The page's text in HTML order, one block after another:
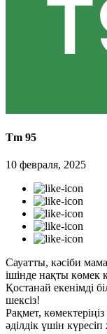
Tm 95
10 февраля, 2025
Сауатты, кәсіби
ішінде нақты көмек
Қостанай екенімді
шексіз!
Рақмет,
әділдік үшін